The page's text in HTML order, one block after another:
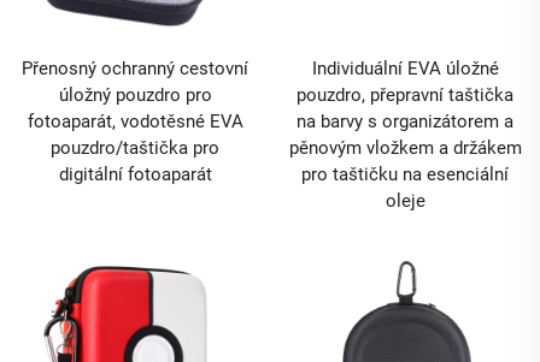
Přenosný ochranný cestovní
úložný pouzdro pro
fotoaparát, vodotěsné EVA
pouzdro/taštička pro
digitální fotoaparát
Individuální EVA úložné
pouzdro, přepravní taštička
na barvy s organizátorem a
pěnovým vložkem a držákem
pro taštičku na esenciální
oleje